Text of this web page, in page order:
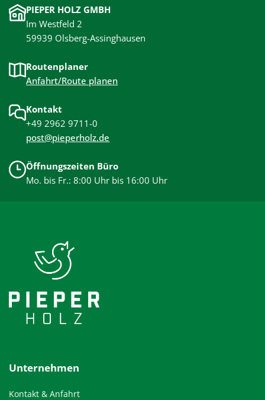
PIEPER HOLZ GMBH
Im Westfeld 2
59939 Olsberg-Assinghausen
Routenplaner
Anfahrt/Route planen
Kontakt
+49 2962 9711-0
post@pieperholz.de
Öffnungszeiten Büro
Mo. bis Fr.: 8:00 Uhr bis 16:00 Uhr
Unternehmen
Kontakt & Anfahrt